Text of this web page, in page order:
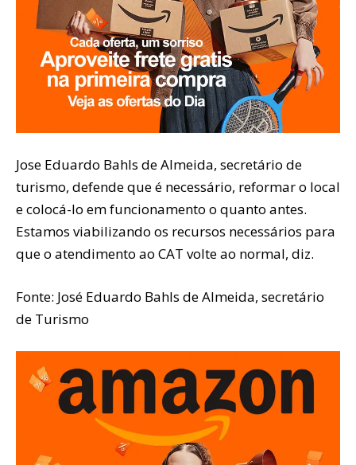
Jose Eduardo Bahls de Almeida, secretário de
turismo, defende que é necessário, reformar o local
e colocá-lo em funcionamento o quanto antes.
Estamos viabilizando os recursos necessários para
que o atendimento ao CAT volte ao normal, diz.
Fonte: José Eduardo Bahls de Almeida, secretário
de Turismo